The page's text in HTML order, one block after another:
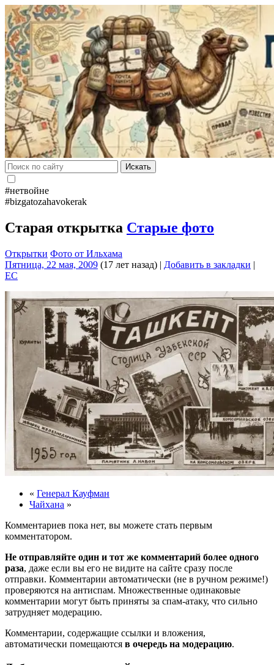
Искать
#нетвойне
#bizgatozahavokerak
Старая открытка Старые фото
Открытки Фото от Ильхама
Пятница, 22 мая, 2009 (17 лет назад) | Добавить в закладки |
EC
« Генерал Кауфман
Чайхана »
Комментариев пока нет, вы можете стать первым
комментатором.
Не отправляйте один и тот же комментарий более одного
раза, даже если вы его не видите на сайте сразу после
отправки. Комментарии автоматически (не в ручном режиме!)
проверяются на антиспам. Множественные одинаковые
комментарии могут быть приняты за спам-атаку, что сильно
затрудняет модерацию.
Комментарии, содержащие ссылки и вложения,
автоматически помещаются в очередь на модерацию.